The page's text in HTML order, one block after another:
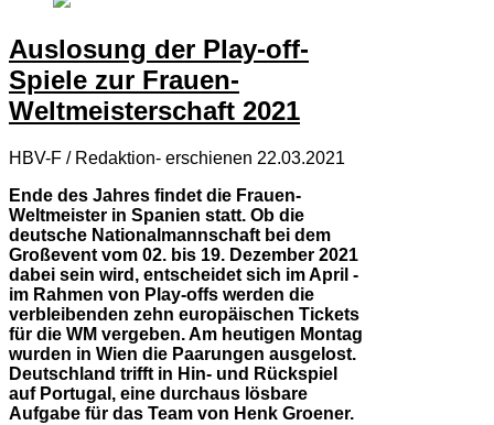
Auslosung der Play-off-
Spiele zur Frauen-
Weltmeisterschaft 2021
HBV-F / Redaktion- erschienen 22.03.2021
Ende des Jahres findet die Frauen-
Weltmeister in Spanien statt. Ob die
deutsche Nationalmannschaft bei dem
Großevent vom 02. bis 19. Dezember 2021
dabei sein wird, entscheidet sich im April -
im Rahmen von Play-offs werden die
verbleibenden zehn europäischen Tickets
für die WM vergeben. Am heutigen Montag
wurden in Wien die Paarungen ausgelost.
Deutschland trifft in Hin- und Rückspiel
auf Portugal, eine durchaus lösbare
Aufgabe für das Team von Henk Groener.